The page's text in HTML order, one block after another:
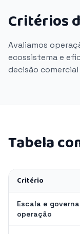
Critérios
Avaliamos
ecossistema e
decisão
Tabela
Critério
Escala e
operação